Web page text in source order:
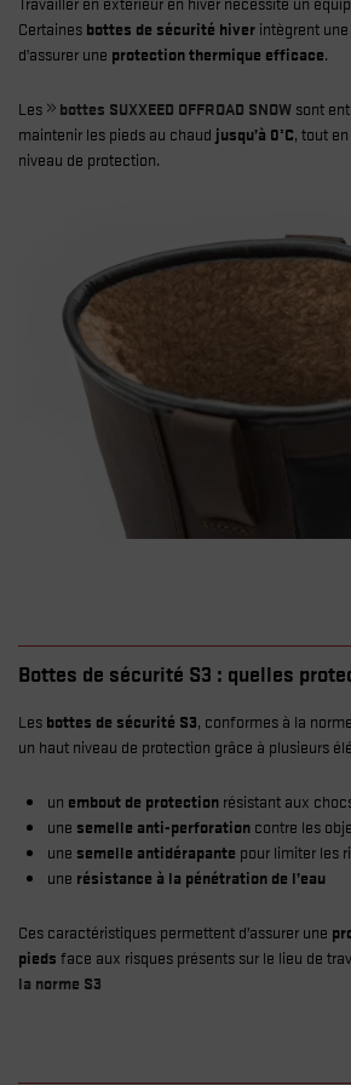
Certaines bottes de sécurité hiver intègrent
d’assurer une protection thermique efficace.
Les bottes SUXXEED OFFROAD SNOW sont
maintenir les pieds au chaud jusqu’à 0°C, tout
niveau de protection.
Bottes de sécurité S3 : quelles
Les bottes de sécurité S3, conformes à la norme
un haut niveau de protection grâce à plusieurs
un embout de protection résistant aux
une semelle anti-perforation contre les
une semelle antidérapante pour limiter les
une résistance à la pénétration de l’eau
Ces caractéristiques permettent d’assurer une
pieds face aux risques présents sur le lieu de
la norme S3